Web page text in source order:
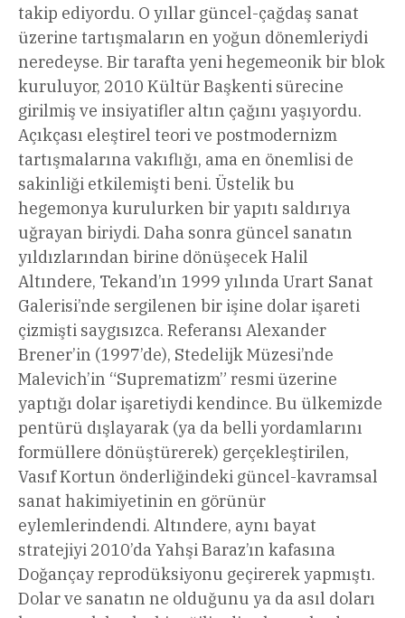
takip ediyordu. O yıllar güncel-çağdaş sanat
üzerine tartışmaların en yoğun dönemleriydi
neredeyse. Bir tarafta yeni hegemeonik bir blok
kuruluyor, 2010 Kültür Başkenti sürecine
girilmiş ve insiyatifler altın çağını yaşıyordu.
Açıkçası eleştirel teori ve postmodernizm
tartışmalarına vakıflığı, ama en önemlisi de
sakinliği etkilemişti beni. Üstelik bu
hegemonya kurulurken bir yapıtı saldırıya
uğrayan biriydi. Daha sonra güncel sanatın
yıldızlarından birine dönüşecek Halil
Altındere, Tekand’ın 1999 yılında Urart Sanat
Galerisi’nde sergilenen bir işine dolar işareti
çizmişti saygısızca. Referansı Alexander
Brener’in (1997’de), Stedelijk Müzesi’nde
Malevich’in “Suprematizm” resmi üzerine
yaptığı dolar işaretiydi kendince. Bu ülkemizde
pentürü dışlayarak (ya da belli yordamlarını
formüllere dönüştürerek) gerçekleştirilen,
Vasıf Kortun önderliğindeki güncel-kavramsal
sanat hakimiyetinin en görünür
eylemlerindendi. Altındere, aynı bayat
stratejiyi 2010’da Yahşi Baraz’ın kafasına
Doğançay reprodüksiyonu geçirerek yapmıştı.
Dolar ve sanatın ne olduğunu ya da asıl doları